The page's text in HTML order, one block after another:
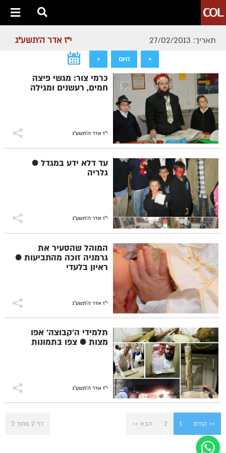
תאריך: 27/02/2013 י"ז אדר ה׳תשע״ג
< היום >
כרמי צור: מגשי פיצה
חמים, רעשנים ומגילה
י"ז אדר ה׳תשע״ג
עד דלא ידע במגדל ●
גלריה
י"ז אדר ה׳תשע״ג
המוהל שהסעיר את
גרמניה זוכה מהתביעות ●
ראיון בלעדי
י"ז אדר ה׳תשע״ג
תלמידי ה'קבוצה' אפו
מצות ● צפו בתמונות
י"ז אדר ה׳תשע״ג
דף 2 מתוך 2 << קודם 1
2 הבא >>